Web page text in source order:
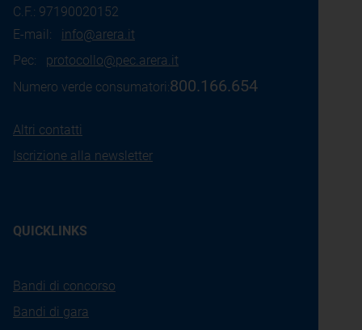
C.F.: 97190020152
E-mail: info@arera.it
Pec: protocollo@pec.arera.it
Numero verde consumatori:800.166.654
Altri contatti
Iscrizione alla newsletter
QUICKLINKS
Bandi di concorso
Bandi di gara